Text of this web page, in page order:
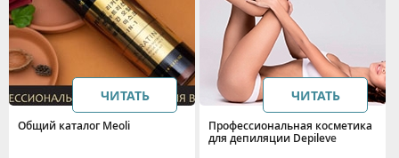
ЧИТАТЬ
Общий каталог Meoli
ЧИТАТЬ
Профессиональная косметика
для депиляции Depileve